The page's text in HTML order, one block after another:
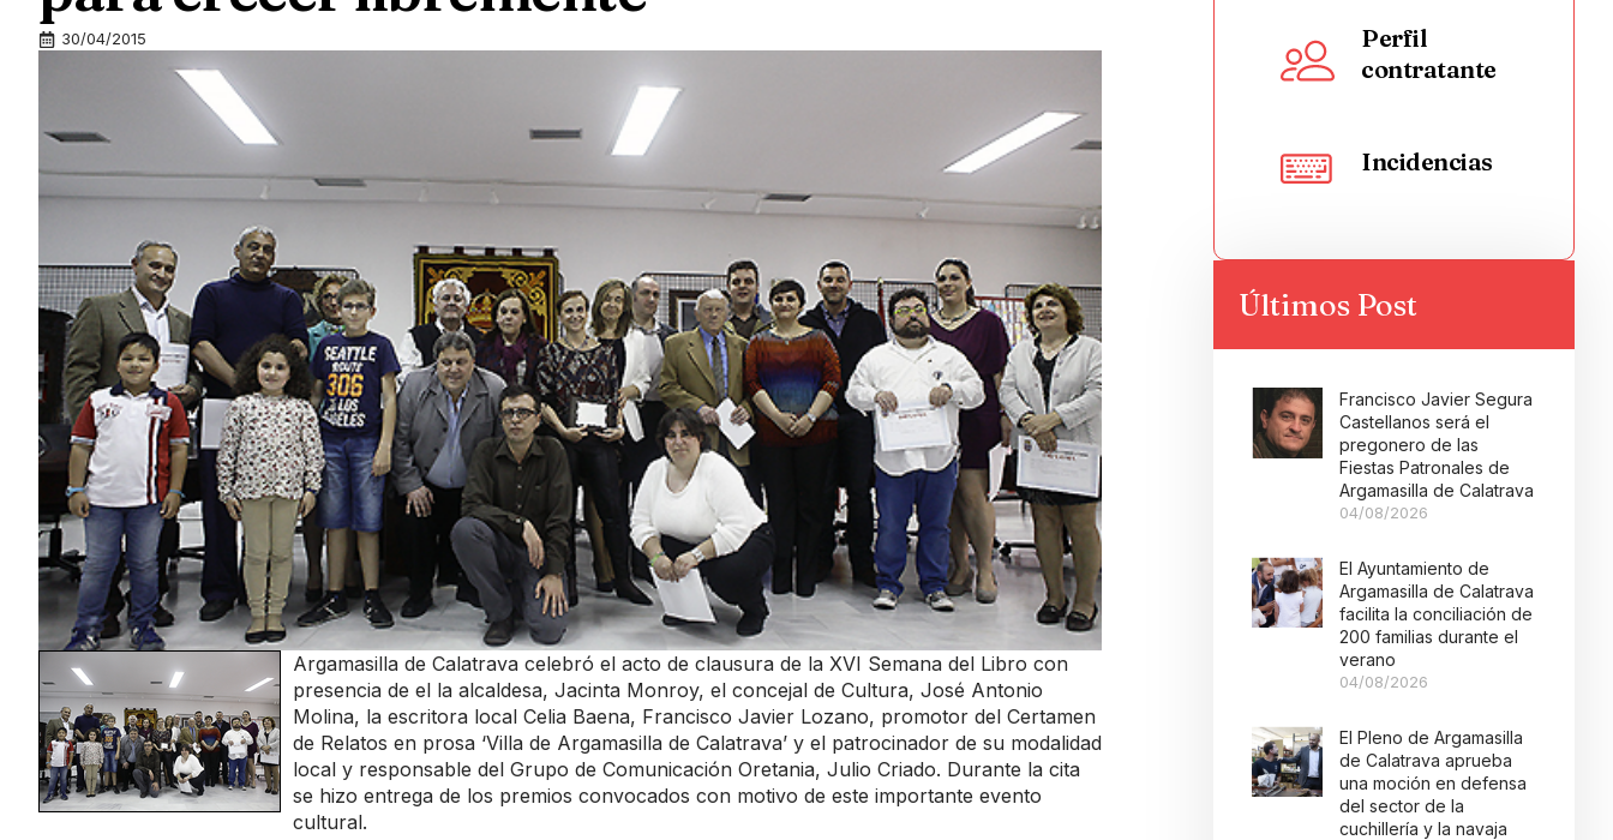
30/04/2015
Argamasilla de Calatrava celebró el acto de clausura de la XVI Semana del Libro con
presencia de el la alcaldesa, Jacinta Monroy, el concejal de Cultura, José Antonio
Molina, la escritora local Celia Baena, Francisco Javier Lozano, promotor del Certamen
de Relatos en prosa ‘Villa de Argamasilla de Calatrava’ y el patrocinador de su modalidad
local y responsable del Grupo de Comunicación Oretania, Julio Criado. Durante la cita
se hizo entrega de los premios convocados con motivo de este importante evento
cultural.
Perfil
contratante
Incidencias
Últimos Post
Francisco Javier Segura
Castellanos será el
pregonero de las
Fiestas Patronales de
Argamasilla de Calatrava
04/08/2026
El Ayuntamiento de
Argamasilla de Calatrava
facilita la conciliación de
200 familias durante el
verano
04/08/2026
El Pleno de Argamasilla
de Calatrava aprueba
una moción en defensa
del sector de la
cuchillería y la navaja